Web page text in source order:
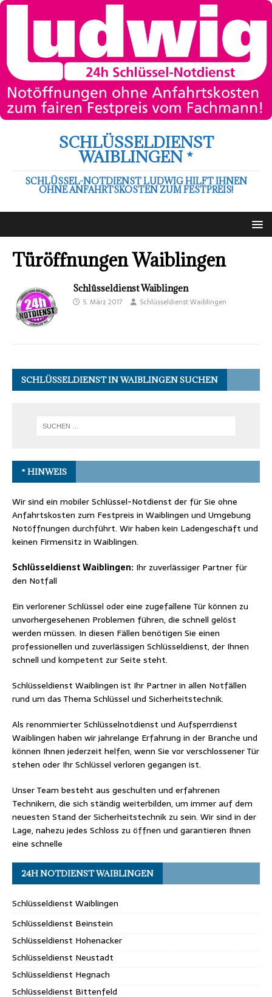
SCHLÜSSELDIENST
WAIBLINGEN *
SCHLÜSSEL-NOTDIENST LUDWIG HILFT IHNEN
OHNE ANFAHRTSKOSTEN ZUM FESTPREIS!
Türöffnungen Waiblingen
Schlüsseldienst Waiblingen
5. März 2017 Schlüsseldienst Waiblingen
SCHLÜSSELDIENST IN WAIBLINGEN SUCHEN
* HINWEIS
Wir sind ein mobiler Schlüssel-Notdienst der für Sie ohne
Anfahrtskosten zum Festpreis in Waiblingen und Umgebung
Notöffnungen durchführt. Wir haben kein Ladengeschäft und
keinen Firmensitz in Waiblingen.
Schlüsseldienst Waiblingen: Ihr zuverlässiger Partner für
den Notfall
Ein verlorener Schlüssel oder eine zugefallene Tür können zu
unvorhergesehenen Problemen führen, die schnell gelöst
werden müssen. In diesen Fällen benötigen Sie einen
professionellen und zuverlässigen Schlüsseldienst, der Ihnen
schnell und kompetent zur Seite steht.
Schlüsseldienst Waiblingen ist Ihr Partner in allen Notfällen
rund um das Thema Schlüssel und Sicherheitstechnik.
Als renommierter Schlüsselnotdienst und Aufsperrdienst
Waiblingen haben wir jahrelange Erfahrung in der Branche und
können Ihnen jederzeit helfen, wenn Sie vor verschlossener Tür
stehen oder Ihr Schlüssel verloren gegangen ist.
Unser Team besteht aus geschulten und erfahrenen
Technikern, die sich ständig weiterbilden, um immer auf dem
neuesten Stand der Sicherheitstechnik zu sein. Wir sind in der
Lage, nahezu jedes Schloss zu öffnen und garantieren Ihnen
eine schnelle
24H NOTDIENST WAIBLINGEN
Schlüsseldienst Waiblingen
Schlüsseldienst Beinstein
Schlüsseldienst Hohenacker
Schlüsseldienst Neustadt
Schlüsseldienst Hegnach
Schlüsseldienst Bittenfeld